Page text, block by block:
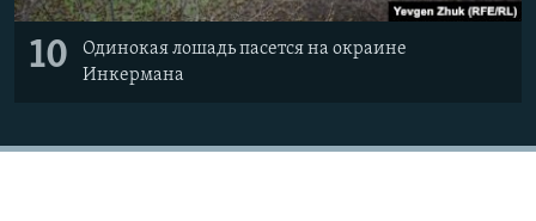
10
Одинокая лошадь пасется на окраине
Инкермана